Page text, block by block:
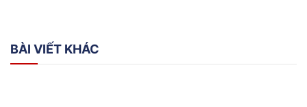
BÀI VIẾT KHÁC